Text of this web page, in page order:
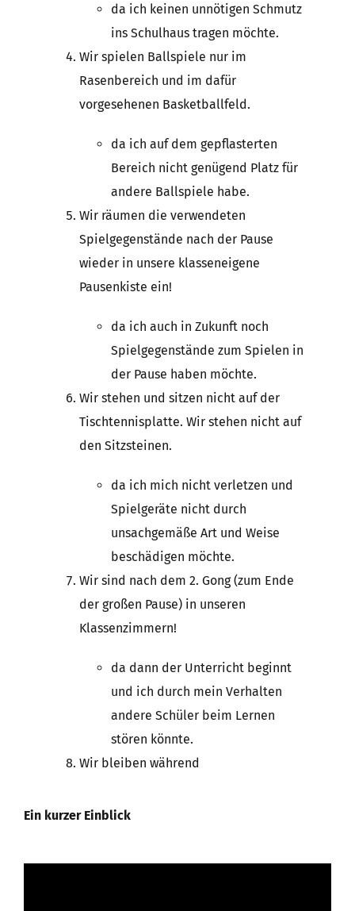
da ich keinen unnötigen Schmutz
ins Schulhaus tragen möchte.
Wir spielen Ballspiele nur im
Rasenbereich und im dafür
vorgesehenen Basketballfeld.
da ich auf dem gepflasterten
Bereich nicht genügend Platz für
andere Ballspiele habe.
Wir räumen die verwendeten
Spielgegenstände nach der Pause
wieder in unsere klasseneigene
Pausenkiste ein!
da ich auch in Zukunft noch
Spielgegenstände zum Spielen in
der Pause haben möchte.
Wir stehen und sitzen nicht auf der
Tischtennisplatte. Wir stehen nicht auf
den Sitzsteinen.
da ich mich nicht verletzen und
Spielgeräte nicht durch
unsachgemäße Art und Weise
beschädigen möchte.
Wir sind nach dem 2. Gong (zum Ende
der großen Pause) in unseren
Klassenzimmern!
da dann der Unterricht beginnt
und ich durch mein Verhalten
andere Schüler beim Lernen
stören könnte.
Wir bleiben während
Ein kurzer Einblick